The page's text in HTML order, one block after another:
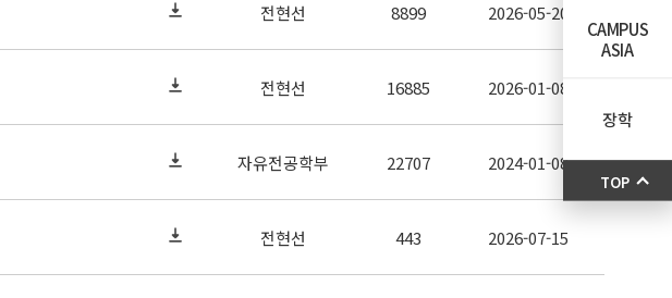
전현선 8899 2026-05-20
전현선 16885 2026-01-08
자유전공학부 22707 2024-01-08
전현선 443 2026-07-15
CAMPUS
ASIA
장학
TOP